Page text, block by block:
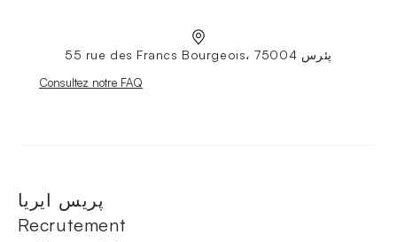
55 rue des Francs Bourgeois، 75004 پئرس
Nouvelle fenêtre
Consultez notre FAQ
پريس ايريا
Recrutement